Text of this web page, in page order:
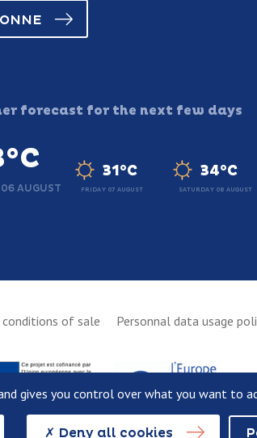
forecast for the next few days
AUGUST
31°C
FRIDAY 07 AUGUST
34°C
SATURDAY 08 AUGUST
conditions of sale Personnal data usage
gives you control over what you want to
Deny all cookies